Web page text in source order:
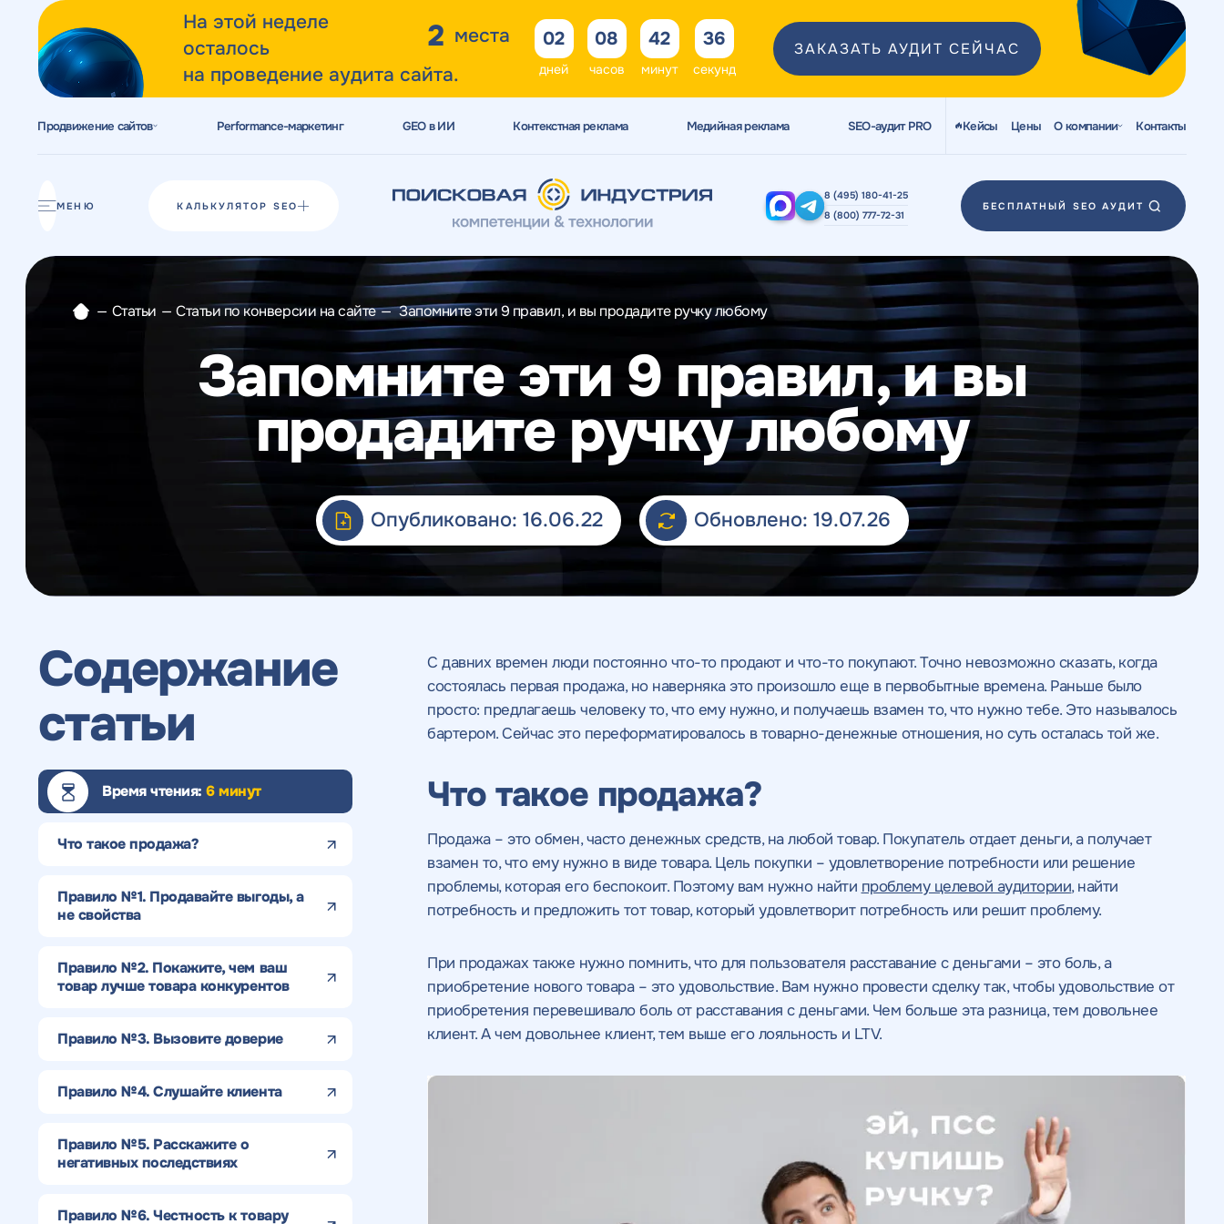
На этой неделе
осталось
2 места
на проведение аудита сайта.
02
дней
08
часов
42
минут
34
секунд
ЗАКАЗАТЬ АУДИТ СЕЙЧАС
Продвижение сайтов Performance-маркетинг GEO в ИИ Контекстная реклама Медийная реклама SEO-аудит PRO Кейсы Цены О компании Контакты
МЕНЮ КАЛЬКУЛЯТОР SEO
8 (495) 180-41-25
8 (800) 777-72-31
БЕСПЛАТНЫЙ SEO АУДИТ
Разработка сайтов
Разработка прототипов
Разработка контента
Реклама у блогеров
— Статьи — Статьи по конверсии на сайте — Запомните эти 9 правил, и вы продадите ручку любому
Запомните эти 9 правил, и вы
продадите ручку любому
Опубликовано: 16.06.22 Обновлено: 19.07.26
Содержание
статьи
Время чтения:6 минут
Что такое продажа?
Правило №1. Продавайте выгоды, а
не свойства
Правило №2. Покажите, чем ваш
товар лучше товара конкурентов
Правило №3. Вызовите доверие
Правило №4. Слушайте клиента
Правило №5. Расскажите о
негативных последствиях
Правило №6. Честность к товару
С давних времен люди постоянно что-то продают и что-то покупают. Точно невозможно сказать, когда
состоялась первая продажа, но наверняка это произошло еще в первобытные времена. Раньше было
просто: предлагаешь человеку то, что ему нужно, и получаешь взамен то, что нужно тебе. Это называлось
бартером. Сейчас это переформатировалось в товарно-денежные отношения, но суть осталась той же.
Что такое продажа?
Продажа – это обмен, часто денежных средств, на любой товар. Покупатель отдает деньги, а получает
взамен то, что ему нужно в виде товара. Цель покупки – удовлетворение потребности или решение
проблемы, которая его беспокоит. Поэтому вам нужно найти проблему целевой аудитории, найти
потребность и предложить тот товар, который удовлетворит потребность или решит проблему.
При продажах также нужно помнить, что для пользователя расставание с деньгами – это боль, а
приобретение нового товара – это удовольствие. Вам нужно провести сделку так, чтобы удовольствие от
приобретения перевешивало боль от расставания с деньгами. Чем больше эта разница, тем довольнее
клиент. А чем довольнее клиент, тем выше его лояльность и LTV.